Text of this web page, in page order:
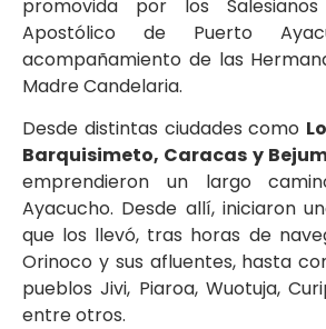
promovida por los
Apostólico de Puerto
acompañamiento de las
Madre Candelaria.
Desde distintas ciudades como
Barquisimeto, Caracas y
emprendieron un largo
Ayacucho. Desde allí, iniciaron
que los llevó, tras horas de
Orinoco y sus afluentes, hasta
pueblos Jivi, Piaroa, Wuotuja,
entre otros.